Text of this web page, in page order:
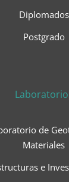
Diplomados
Postgrado
de
Materiales
e